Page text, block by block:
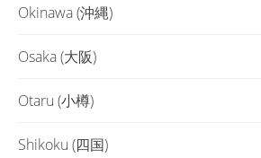
Okinawa (沖縄)
Osaka (大阪)
Otaru (小樽)
Shikoku (四国)